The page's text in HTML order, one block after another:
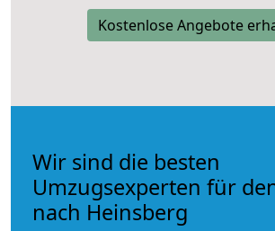
Kostenlose Angebote
Wir sind die besten
Umzugsexperten für
nach Heinsberg